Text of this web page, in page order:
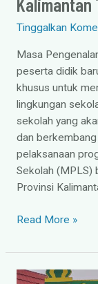
Tinggalkan
Masa
peserta didik
khusus untuk
lingkungan
sekolah yang
dan
pelaksanaan
Sekolah (MPLS)
Provinsi
Read More »
SMAN